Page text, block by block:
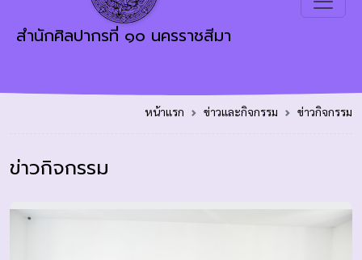
สำนักศิลปากรที่ ๑๐ นครราชสีมา
หน้าแรก ข่าวและกิจกรรม ข่าวกิจกรรม
ข่าวกิจกรรม